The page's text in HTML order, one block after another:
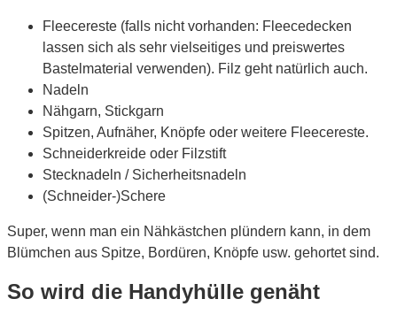
Fleecereste (falls nicht vorhanden: Fleecedecken
lassen sich als sehr vielseitiges und preiswertes
Bastelmaterial verwenden). Filz geht natürlich auch.
Nadeln
Nähgarn, Stickgarn
Spitzen, Aufnäher, Knöpfe oder weitere Fleecereste.
Schneiderkreide oder Filzstift
Stecknadeln / Sicherheitsnadeln
(Schneider-)Schere
Super, wenn man ein Nähkästchen plündern kann, in dem
Blümchen aus Spitze, Bordüren, Knöpfe usw. gehortet sind.
So wird die Handyhülle genäht